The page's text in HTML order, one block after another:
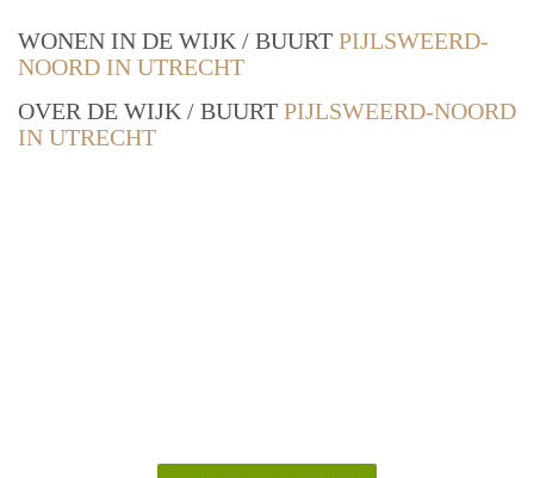
WONEN IN DE WIJK / BUURT PIJLSWEERD-
NOORD IN UTRECHT
OVER DE WIJK / BUURT PIJLSWEERD-NOORD
IN UTRECHT